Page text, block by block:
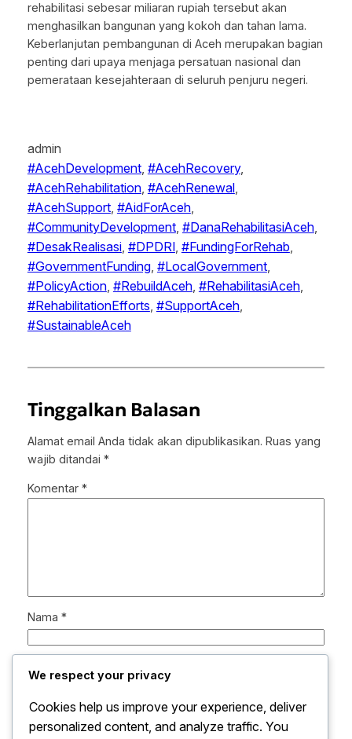
rehabilitasi sebesar miliaran rupiah tersebut akan
menghasilkan bangunan yang kokoh dan tahan lama.
Keberlanjutan pembangunan di Aceh merupakan bagian
penting dari upaya menjaga persatuan nasional dan
pemerataan kesejahteraan di seluruh penjuru negeri.
admin
#AcehDevelopment, #AcehRecovery
#AcehRehabilitation, #AcehRenewal
#AcehSupport, #AidForAceh
#CommunityDevelopment, #DanaRehabilitasiAceh
#DesakRealisasi, #DPDRI, #FundingForRehab
#GovernmentFunding, #LocalGovernment
#PolicyAction, #RebuildAceh, #RehabilitasiAceh
#RehabilitationEfforts, #SupportAceh
#SustainableAceh
Tinggalkan Balasan
Alamat email Anda tidak akan dipublikasikan. Ruas yang
wajib ditandai *
Komentar *
Nama *
Situs Web
We respect your privacy
Cookies help us improve your experience, deliver
personalized content, and analyze traffic. You